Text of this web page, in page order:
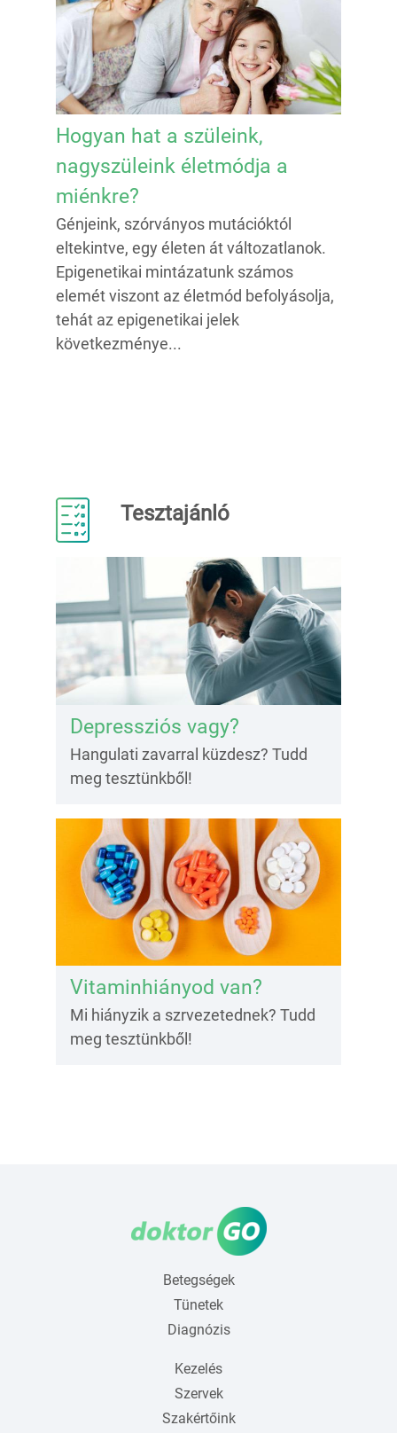
Hogyan hat a szüleink,
nagyszüleink életmódja a
miénkre?
Génjeink, szórványos mutációktól
eltekintve, egy életen át változatlanok.
Epigenetikai mintázatunk számos
elemét viszont az életmód befolyásolja,
tehát az epigenetikai jelek
következménye...
Tesztajánló
Depressziós vagy?
Hangulati zavarral küzdesz? Tudd
meg tesztünkből!
Vitaminhiányod van?
Mi hiányzik a szrvezetednek? Tudd
meg tesztünkből!
Betegségek
Tünetek
Diagnózis
Kezelés
Szervek
Szakértőink